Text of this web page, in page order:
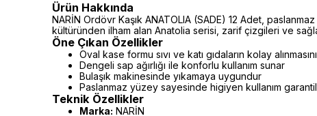
Ürün Hakkında
NARİN Ordövr Kaşık ANATOLIA (SADE) 12 Adet,
kültüründen ilham alan Anatolia serisi, zarif çizgileri ve
Öne Çıkan Özellikler
Oval kase formu sıvı ve katı gıdaların kolay
Dengeli sap ağırlığı ile konforlu kullanım sunar
Bulaşık makinesinde yıkamaya uygundur
Paslanmaz yüzey sayesinde higiyen kullanım
Teknik Özellikler
Marka: NARİN